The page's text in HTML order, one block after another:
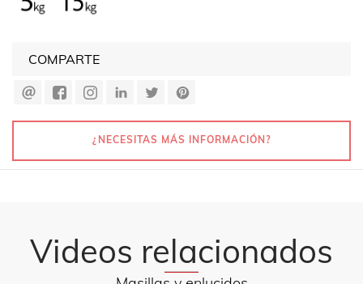
COMPARTE
¿NECESITAS MÁS INFORMACIÓN?
Videos relacionados